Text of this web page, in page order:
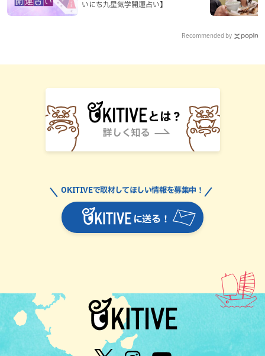
いにち九星気学開運占い】
Recommended by
に送る！
OKITIVEで取材してほしい情報を募集中！